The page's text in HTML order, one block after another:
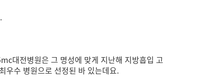
대전병원은 그 명성에 맞게 지난해 지방흡입 고
우수 병원으로 선정된 바 있는데요.